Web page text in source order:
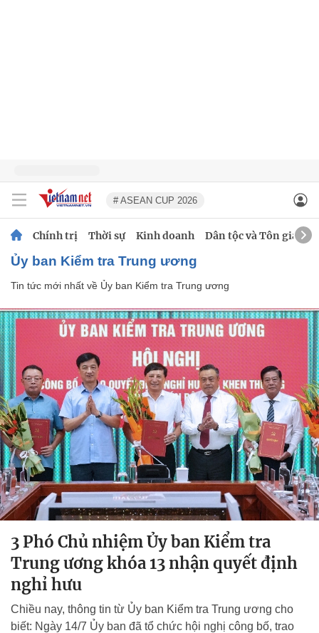
# ASEAN CUP 2026
Chính trị Thời sự Kinh doanh Dân tộc và Tôn giáo
Ủy ban Kiểm tra Trung ương
Tin tức mới nhất về Ủy ban Kiểm tra Trung ương
3 Phó Chủ nhiệm Ủy ban Kiểm tra
Trung ương khóa 13 nhận quyết định
nghỉ hưu
Chiều nay, thông tin từ Ủy ban Kiểm tra Trung ương cho
biết: Ngày 14/7 Ủy ban đã tổ chức hội nghị công bố, trao